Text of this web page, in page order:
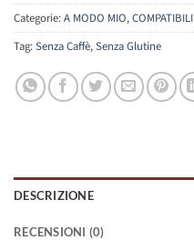
Categorie:A MODO MIO,COMPATIBILI
Tag:Senza Caffè,Senza Glutine
DESCRIZIONE
RECENSIONI (0)